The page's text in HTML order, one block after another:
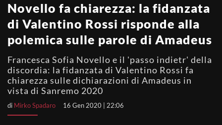
Novello fa chiarezza: la fidanzata
di Valentino Rossi risponde alla
polemica sulle parole di Amadeus
Francesca Sofia Novello e il 'passo indietr' della
discordia: la fidanzata di Valentino Rossi fa
chiarezza sulle dichiarazioni di Amadeus in
vista di Sanremo 2020
di Mirko Spadaro 16 Gen 2020 | 22:06